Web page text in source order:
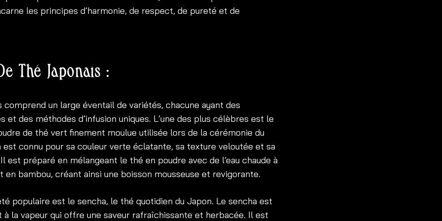
les principes d’harmonie, de respect, de pureté et de
Thé Japonais :
comprend un large éventail de variétés, chacune ayant des
et des méthodes d’infusion uniques. L’une des plus célèbres est le
de thé vert finement moulue utilisée lors de la cérémonie du
est connu pour sa couleur verte éclatante, sa texture veloutée et sa
est préparé en mélangeant le thé en poudre avec de l’eau chaude à
en bambou, créant ainsi une boisson mousseuse et revigorante.
populaire est le sencha, le thé quotidien du Japon. Le sencha est
la vapeur qui offre une saveur rafraîchissante et herbacée. Il est